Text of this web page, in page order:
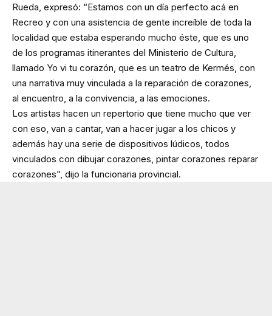
Rueda, expresó: “Estamos con un día perfecto acá en
Recreo y con una asistencia de gente increíble de toda la
localidad que estaba esperando mucho éste, que es uno
de los programas itinerantes del Ministerio de Cultura,
llamado Yo vi tu corazón, que es un teatro de Kermés, con
una narrativa muy vinculada a la reparación de corazones,
al encuentro, a la convivencia, a las emociones.
Los artistas hacen un repertorio que tiene mucho que ver
con eso, van a cantar, van a hacer jugar a los chicos y
además hay una serie de dispositivos lúdicos, todos
vinculados con dibujar corazones, pintar corazones reparar
corazones”, dijo la funcionaria provincial.